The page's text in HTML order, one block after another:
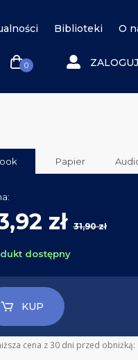
Biblioteki O
0
Papier
zł31,90 zł
dostępny
KUP
cena z 30 dni przed obniżką: